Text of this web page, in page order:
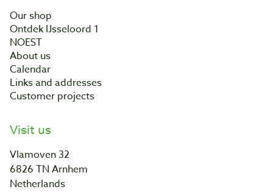
Our shop
Ontdek IJsseloord 1
NOEST
About us
Calendar
Links and addresses
Customer projects
Visit us
Vlamoven 32
6826 TN Arnhem
Netherlands